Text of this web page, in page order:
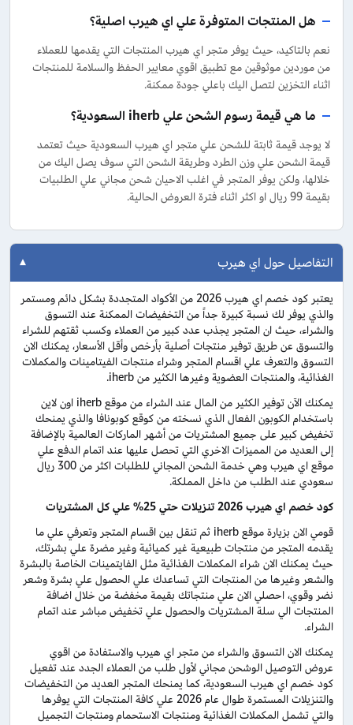
هل المنتجات المتوفرة علي اي هيرب اصلية؟
نعم بالتاكيد، حيث يوفر متجر اي هيرب المنتجات التي يقدمها للعملاء
من موردين موثوقين مع تطبيق اقوي معايير الحفظ والسلامة للمنتجات
اثناء التخزين لتصل اليك باعلي جودة ممكنة.
ما هي قيمة رسوم الشحن علي iherb السعودية؟
لا يوجد قيمة ثابتة للشحن علي متجر اي هيرب السعودية حيث تعتمد
قيمة الشحن علي وزن الطرد وطريقة الشحن التي سوف يصل اليك من
خلالها، ولكن يوفر المتجر في اغلب الاحيان شحن مجاني علي الطلبيات
بقيمة 99 ريال او اكثر اثناء فترة العروض الحالية.
التفاصيل حول اي هيرب
يعتبر كود خصم اي هيرب 2026 من الأكواد المتجددة بشكل دائم ومستمر
والذي يوفر لك نسبة كبيرة جداً من التخفيضات الممكنة عند التسوق
والشراء، حيث ان المتجر يجذب عدد كبير من العملاء وكسب ثقتهم للشراء
والتسوق عن طريق توفير منتجات أصلية بأرخص وأقل الأسعار، يمكنك الان
التسوق والتعرف علي اقسام المتجر وشراء منتجات الفيتامينات والمكملات
الغذائية، والمنتجات العضوية وغيرها الكثير من iherb.
يمكنك الآن توفير الكثير من المال عند الشراء من موقع iherb اون لاين
باستخدام الكوبون الفعال الذي نسخته من كوقع كوبونافا والذي يمنحك
تخفيض كبير على جميع المشتريات من أشهر الماركات العالمية بالإضافة
إلى العديد من المميزات الاخري التي تحصل عليها عند اتمام الدفع علي
موقع اي هيرب وهي خدمة الشحن المجاني للطلبات اكثر من 300 ريال
سعودي عند الطلب من داخل المملكة.
كود خصم اي هيرب 2026 تنزيلات حتي 25% علي كل المشتريات
قومي الان بزيارة موقع iherb ثم تنقل بين اقسام المتجر وتعرفي علي ما
يقدمه المتجر من منتجات طبيعية غير كميائية وغير مضرة علي بشرتك،
حيث يمكنك الان شراء المكملات الغذائية مثل الفايتمينات الخاصة بالبشرة
والشعر وغيرها من المنتجات التي تساعدك علي الحصول علي بشرة وشعر
نضر وقوي، احصلي الان علي منتجاتك بقيمة مخفضة من خلال اضافة
المنتجات الي سلة المشتريات والحصول علي تخفيض مباشر عند اتمام
الشراء.
يمكنك الان التسوق والشراء من متجر اي هيرب والاستفادة من اقوي
عروض التوصيل الوشحن مجاني لأول طلب من العملاء الجدد عند تفعيل
كود خصم اي هيرب السعودية، كما يمنحك المتجر العديد من التخفيضات
والتنزيلات المستمرة طوال عام 2026 علي كافة المنتجات التي يوفرها
والتي تشمل المكملات الغذائية ومنتجات الاستحمام ومنتجات التجميل